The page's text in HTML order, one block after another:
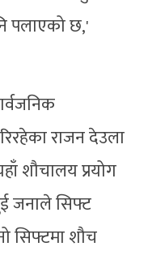
पलाएको छ,'
राजन देउला
शौचालय प्रयोग
जनाले सिफ्ट
सिफ्टमा शौच